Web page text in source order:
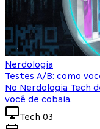
Nerdologia
Testes A/B: como
No Nerdologia Tech
você de cobaia.
Tech 03